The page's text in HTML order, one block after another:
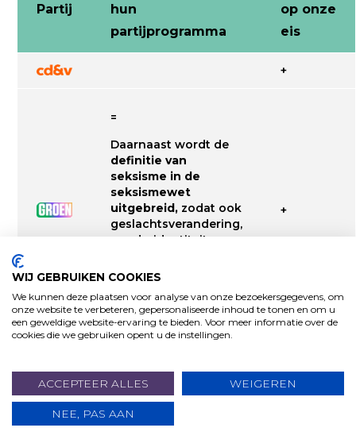
DOE EEN GIFT
Partij
hun
partijprogramma
op onze
eis
+
=
Daarnaast wordt de
definitie van
seksisme in de
seksismewet
uitgebreid, zodat ook
geslachtsverandering,
genderidentiteit,
seksekenmerken
beschermd worden.
+
+
WIJ GEBRUIKEN COOKIES
We kunnen deze plaatsen voor analyse van onze bezoekersgegevens, om
onze website te verbeteren, gepersonaliseerde inhoud te tonen en om u
een geweldige website-ervaring te bieden. Voor meer informatie over de
cookies die we gebruiken opent u de instellingen.
ACCEPTEER ALLES WEIGEREN
NEE, PAS AAN